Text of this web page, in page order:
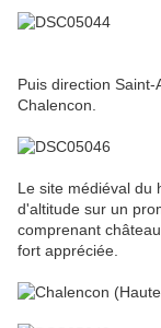
Puis direction
Chalencon.
Le site médiéval du
d'altitude sur un
comprenant
fort appréciée.